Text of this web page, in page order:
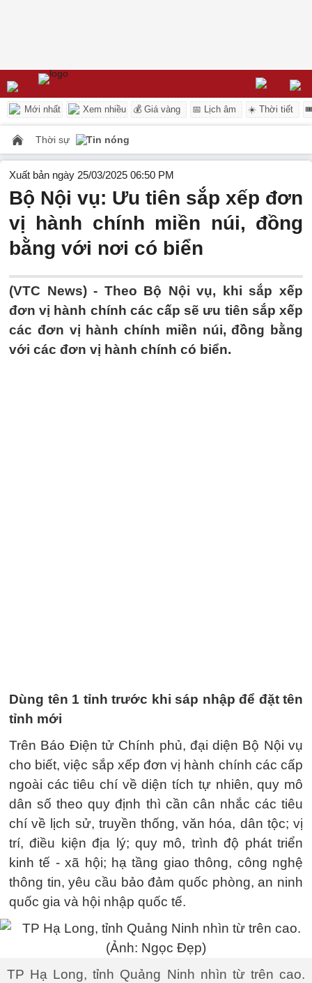
Mới nhất Xem nhiều 💰 Giá vàng 📅 Lịch âm ☀️ Thời tiết
Thời sự Tin nóng
Xuất bản ngày 25/03/2025 06:50 PM
Bộ Nội vụ: Ưu tiên sắp xếp đơn
vị hành chính miền núi, đồng
bằng với nơi có biển
(VTC News) - Theo Bộ Nội vụ, khi sắp xếp
đơn vị hành chính các cấp sẽ ưu tiên sắp xếp
các đơn vị hành chính miền núi, đồng bằng
với các đơn vị hành chính có biển.
Dùng tên 1 tỉnh trước khi sáp nhập để đặt tên
tỉnh mới
Trên Báo Điện tử Chính phủ, đại diện Bộ Nội vụ
cho biết, việc sắp xếp đơn vị hành chính các cấp
ngoài các tiêu chí về diện tích tự nhiên, quy mô
dân số theo quy định thì cần cân nhắc các tiêu
chí về lịch sử, truyền thống, văn hóa, dân tộc; vị
trí, điều kiện địa lý; quy mô, trình độ phát triển
kinh tế - xã hội; hạ tầng giao thông, công nghệ
thông tin, yêu cầu bảo đảm quốc phòng, an ninh
quốc gia và hội nhập quốc tế.
TP Hạ Long, tỉnh Quảng Ninh nhìn từ trên cao.